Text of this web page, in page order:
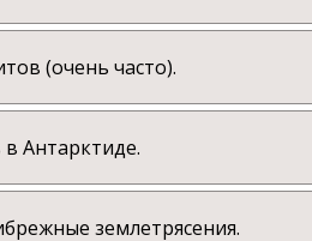
(очень часто).
Антарктиде.
землетрясения.